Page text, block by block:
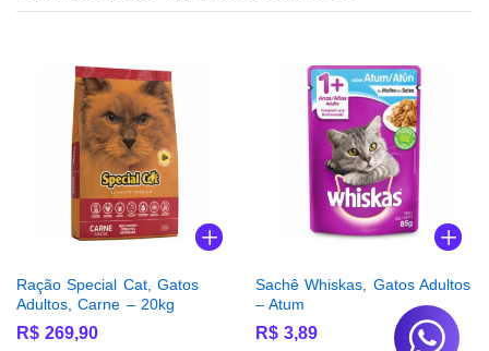
Ração Special Cat, Gatos
Adultos, Carne – 20kg
R$ 269,90
Sachê Whiskas, Gatos Adultos
– Atum
R$ 3,89